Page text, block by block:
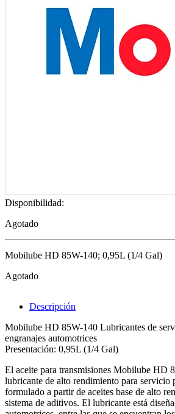
Disponibilidad:
Agotado
Mobilube HD 85W-140; 0,95L (1/4 Gal)
Agotado
Descripción
Mobilube HD 85W-140 Lubricantes de
engranajes automotrices
Presentación: 0,95L (1/4 Gal)
El aceite para transmisiones Mobilube HD
lubricante de alto rendimiento para servicio
formulado a partir de aceites base de alto
sistema de aditivos. El lubricante está